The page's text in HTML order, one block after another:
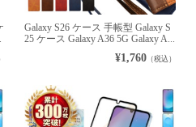
Galaxy S26 ケース 手帳型 Galaxy S
25 ケース Galaxy A36 5G Galaxy A...
¥1,760 （税込）